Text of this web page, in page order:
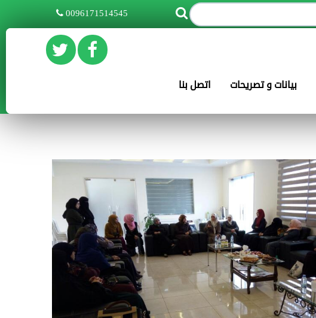
0096171514545
اتصل بنا بيانات و تصريحات